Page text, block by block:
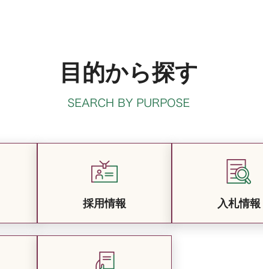
目的から探す
採用情報 入札情報